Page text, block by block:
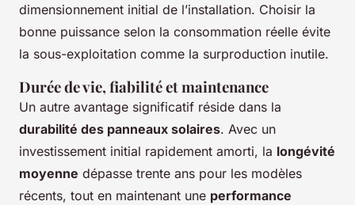
dimensionnement initial de l’installation. Choisir la
bonne puissance selon la consommation réelle évite
la sous-exploitation comme la surproduction inutile.
Durée de vie, fiabilité et maintenance
Un autre avantage significatif réside dans la
durabilité des panneaux solaires. Avec un
investissement initial rapidement amorti, la longévité
moyenne dépasse trente ans pour les modèles
récents, tout en maintenant une performance